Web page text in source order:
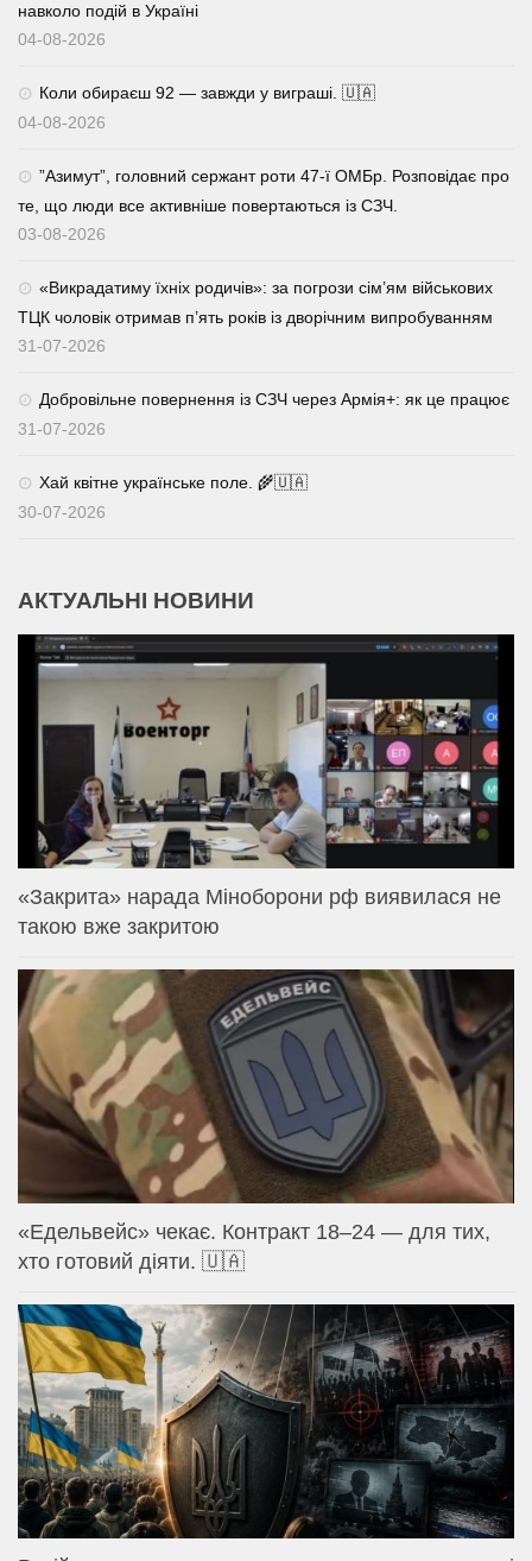
навколо подій в Україні
04-08-2026
Коли обираєш 92 — завжди у виграші. 🇺🇦
04-08-2026
⁨”Азимут”, головний сержант роти 47-ї ОМБр. Розповідає про
те, що люди все активніше повертаються із СЗЧ.
03-08-2026
«Викрадатиму їхніх родичів»: за погрози сім’ям військових
ТЦК чоловік отримав п’ять років із дворічним випробуванням
31-07-2026
Добровільне повернення із СЗЧ через Армія+: як це працює
31-07-2026
Хай квітне українське поле. 🌾🇺🇦
30-07-2026
АКТУАЛЬНІ НОВИНИ
«Закрита» нарада Міноборони рф виявилася не
такою вже закритою
«Едельвейс» чекає. Контракт 18–24 — для тих,
хто готовий діяти. 🇺🇦